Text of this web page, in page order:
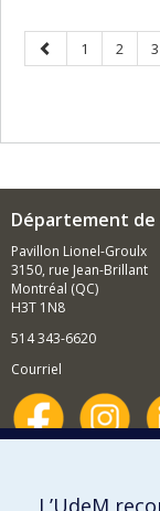
Page
précédente
Page
1 Page
2 3
Département de
Pavillon Lionel-Groulx
3150, rue Jean-Brillant
Montréal (QC)
H3T 1N8
514 343-6620
Courriel
Comment
L’UdeM